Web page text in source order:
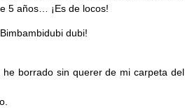
5 años… ¡Es de locos!
dubi!
borrado sin querer de mi carpeta del